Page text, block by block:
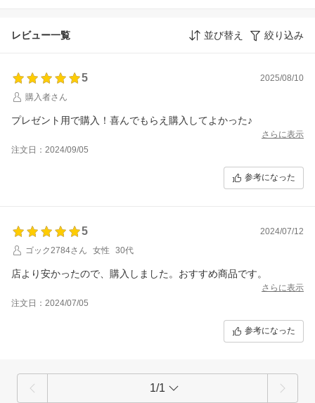
レビュー一覧 並び替え 絞り込み
5
2025/08/10
購入者さん
プレゼント用で購入！喜んでもらえ購入してよかった♪
さらに表示
注文日：2024/09/05
参考になった
5
2024/07/12
ゴック2784さん
女性 30代
店より安かったので、購入しました。おすすめ商品です。
さらに表示
注文日：2024/07/05
参考になった
1/1